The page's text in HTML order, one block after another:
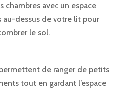
chambres avec un espace
au-dessus de votre lit pour
le sol.
de ranger de petits
tout en gardant l’espace